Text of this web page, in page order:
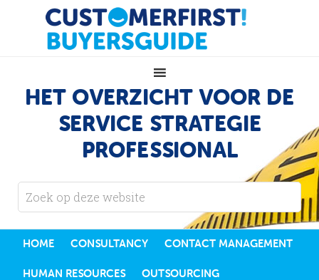
HET OVERZICHT VOOR DE
SERVICE STRATEGIE
PROFESSIONAL
HOME CONSULTANCY CONTACT MANAGEMENT
HUMAN RESOURCES OUTSOURCING